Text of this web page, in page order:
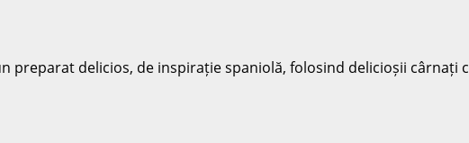
preparat delicios, de inspirație spaniolă, folosind delicioșii cârnați